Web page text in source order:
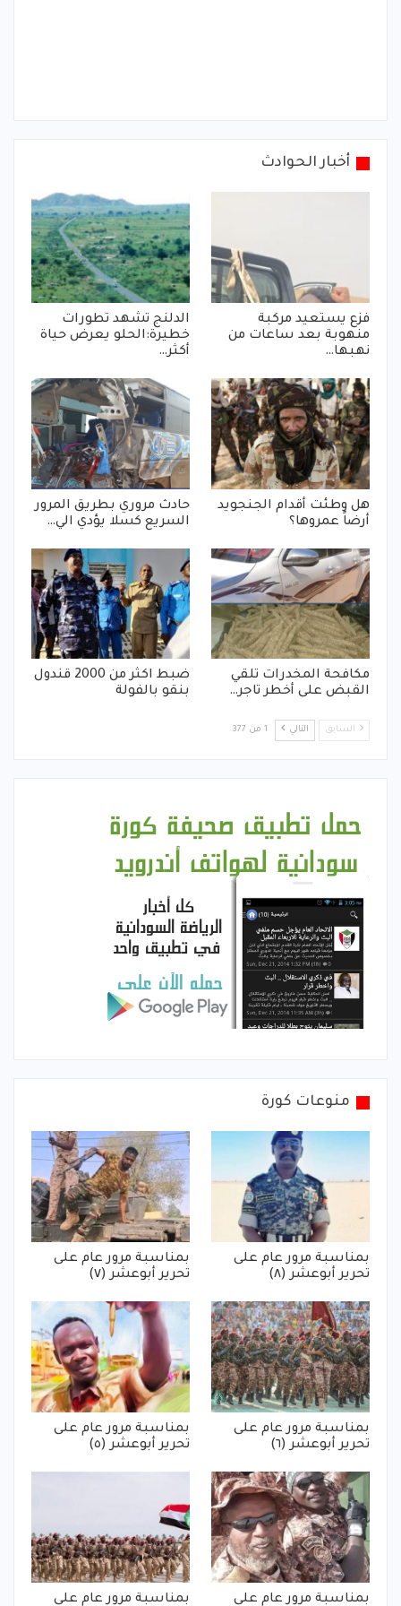
أخبار الحوادث
فزع يستعيد مركبة
منهوبة بعد ساعات من
نهبها…
الدلنج تشهد تطورات
خطيرة:الحلو يعرض حياة
أكثر…
هل وطئت أقدام الجنجويد
أرضاً عمروها؟
حادث مروري بطريق المرور
السريع كسلا يؤدي الي…
مكافحة المخدرات تلقي
القبض على أخطر تاجر…
ضبط اكثر من 2000 قندول
بنقو بالفولة
السابق التالي 1 من 377
منوعات كورة
بمناسبة مرور عام على
تحرير أبوعشر (٨)
بمناسبة مرور عام على
تحرير أبوعشر (٧)
بمناسبة مرور عام على
تحرير أبوعشر (٦)
بمناسبة مرور عام على
تحرير أبوعشر (٥)
بمناسبة مرور عام على بمناسبة مرور عام على